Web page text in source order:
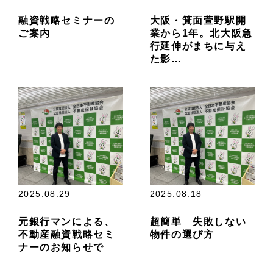
融資戦略セミナーの
ご案内
大阪・箕面萱野駅開
業から1年。北大阪急
行延伸がまちに与え
た影…
2025.08.29
元銀行マンによる、
不動産融資戦略セミ
ナーのお知らせで
2025.08.18
超簡単 失敗しない
物件の選び方